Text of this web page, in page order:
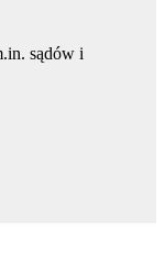
sądów i